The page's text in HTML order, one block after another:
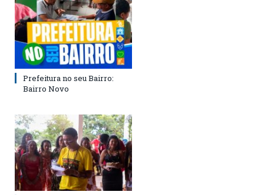
Prefeitura no seu Bairro:
Bairro Novo